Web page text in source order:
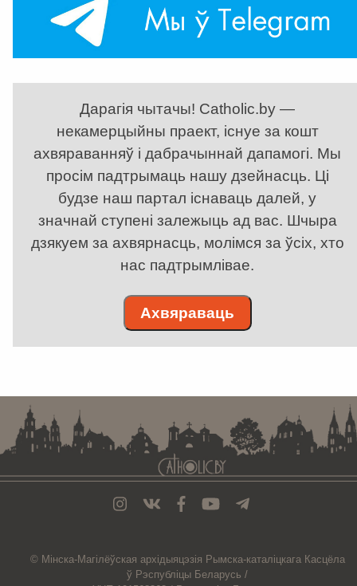
Дарагія чытачы! Catholic.by —
некамерцыйны праект, існуе за кошт
ахвяраванняў і дабрачыннай дапамогі. Мы
просім падтрымаць нашу дзейнасць. Ці
будзе наш партал існаваць далей, у
значнай ступені залежыць ад вас. Шчыра
дзякуем за ахвярнасць, молімся за ўсіх, хто
нас падтрымлівае.
Ахвяраваць
© Мiнска-Магiлёўская архiдыяцэзiя Рымска-каталіцкага Касцёла
ў Рэспубліцы Беларусь /